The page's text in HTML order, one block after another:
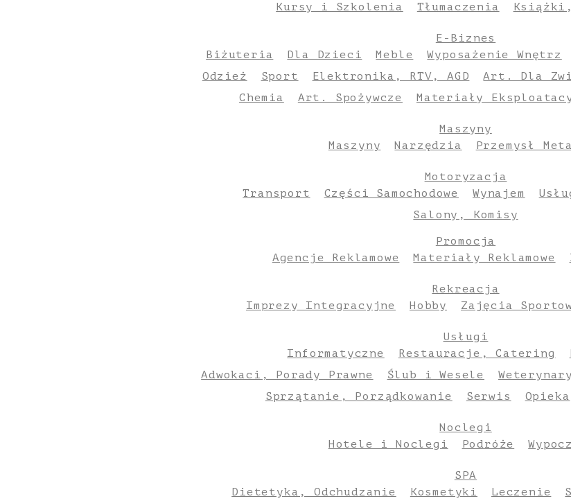
Kursy i Szkolenia
Tłumaczenia Książki,
E-Biznes
Biżuteria
Dla Dzieci Meble Wyposażenie Wnętrz
Odzież
Sport Elektronika, RTV, AGD Art. Dla
Chemia
Art. Spożywcze Materiały
Maszyny
Maszyny
Narzędzia Przemysł
Motoryzacja
Transport
Części Samochodowe Wynajem
Salony, Komisy
Promocja
Agencje Reklamowe
Materiały Reklamowe
Rekreacja
Imprezy Integracyjne
Hobby Zajęcia
Usługi
Informatyczne
Restauracje, Catering
Adwokaci, Porady Prawne
Ślub i Wesele
Sprzątanie, Porządkowanie
Serwis Opieka
Noclegi
Hotele i Noclegi
Podróże
SPA
Dietetyka, Odchudzanie
Kosmetyki Leczenie